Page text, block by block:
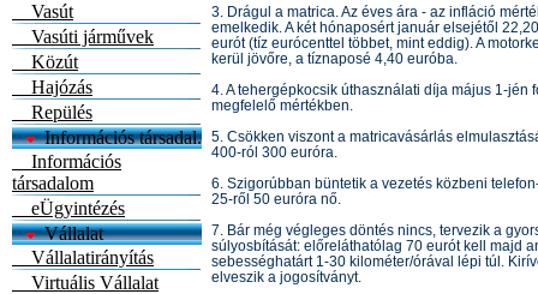
Vasút
Vasúti járművek
Közút
Hajózás
Repülés
Információs társadal.
Információs
társadalom
eÜgyintézés
Vállalat
Vállalatirányítás
Virtuális Vállalat
3. Drágul a matrica. Az éves ára - az infláció
emelkedik. A két hónaposért január elsejétől
eurót (tíz eurócenttel többet, mint eddig). A
kerül jövőre, a tíznaposé 4,40 euróba.
4. A tehergépkocsik úthasználati díja május 1-jén
megfelelő mértékben.
5. Csökken viszont a matricavásárlás
400-ról 300 euróra.
6. Szigorúbban büntetik a vezetés közbeni
25-ről 50 euróra nő.
7. Bár még végleges döntés nincs, tervezik a
súlyosbítását: előreláthatólag 70 eurót kell majd
sebességhatárt 1-30 kilométer/órával lépi túl.
elveszik a jogosítványt.